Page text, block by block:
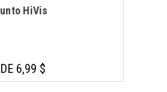
HiVis
6,99 $